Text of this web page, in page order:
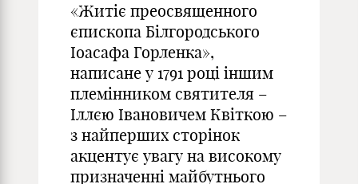
«Житіє преосвященного
єпископа Білгородського
Іоасафа Горленка»,
написане у 1791 році іншим
племінником святителя –
Іллєю Івановичем Квіткою –
з найперших сторінок
акцентує увагу на високому
призначенні майбутнього